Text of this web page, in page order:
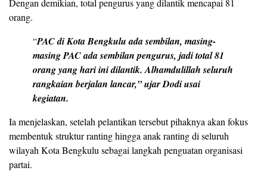
Dengan demikian, total pengurus yang dilantik mencapai 81
orang.
“PAC di Kota Bengkulu ada sembilan, masing-
masing PAC ada sembilan pengurus, jadi total 81
orang yang hari ini dilantik. Alhamdulillah seluruh
rangkaian berjalan lancar,” ujar Dodi usai
kegiatan.
Ia menjelaskan, setelah pelantikan tersebut pihaknya akan fokus
membentuk struktur ranting hingga anak ranting di seluruh
wilayah Kota Bengkulu sebagai langkah penguatan organisasi
partai.